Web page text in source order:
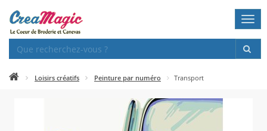
Loisirs créatifs Peinture par numéro Transport